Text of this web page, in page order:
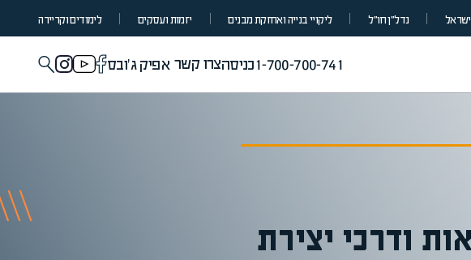
נדל״ן חו״ל ליקויי בנייה ואחזקת מבנים יזמות ועסקים לימודים וקריירה
1-700-700-741כניסהצרו קשר אפיק ג'ובס
ודרכי יצירת